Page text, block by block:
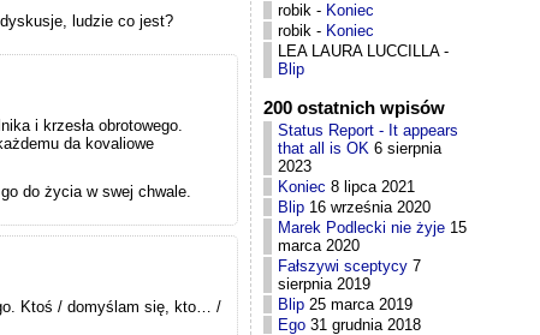
ludzie co jest?
i krzesła obrotowego.
da kovaliowe
do życia w swej chwale.
Ktoś / domyślam się, kto… /
robik - Koniec
robik - Koniec
LEA LAURA LUCCILLA-
Blip
200 ostatnich wpisów
Status Report - It appears
that all is OK 6 sierpnia
2023
Koniec 8 lipca 2021
Blip 16 września 2020
Marek Podlecki nie żyje 15
marca 2020
Fałszywi sceptycy 7
sierpnia 2019
Blip 25 marca 2019
Ego 31 grudnia 2018